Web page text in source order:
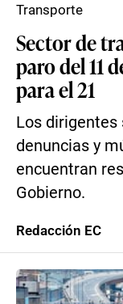
Sector de
paro del 11
para el 21
Los dirigentes
denuncias y
encuentran
Gobierno.
Transporte
Redacción EC